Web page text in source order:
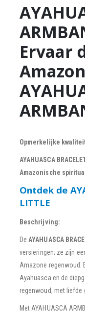
Ervaar
Opmerkelijke
AYAHUASCA
Amazonische
Ontdek de
LITTLE
Beschrijving:
De AYAHUASCA
versieringen; ze zijn
Amazone regenwoud.
Ayahuasca en de
regenwoud, met liefde
Met AYAHUASCA